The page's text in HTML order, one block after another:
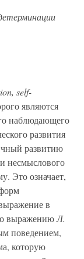
self-
являются
наблюдающего
развития
развитию
несмыслового
Это означает,
в
выражениюЛ.
поведением,
которую